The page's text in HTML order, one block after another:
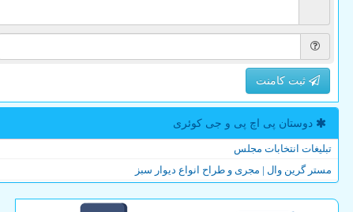
ثبت کامنت
دوستان پی اچ پی و جی كوئری
تبلیغات انتخابات مجلس
مستر گرین وال | مجری و طراح انواع دیوار سبز